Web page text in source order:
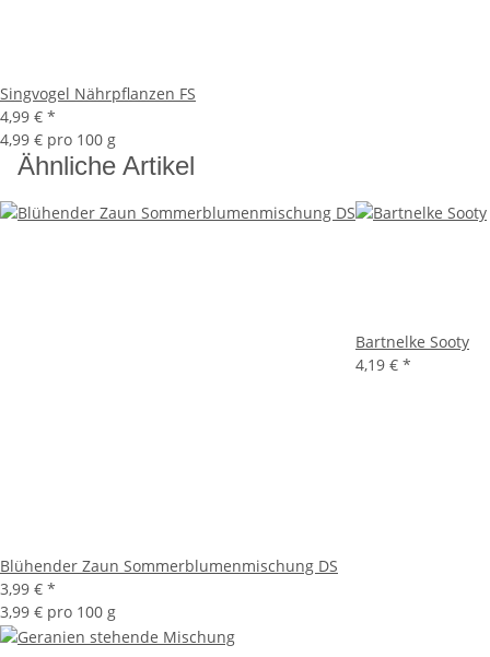
Singvogel Nährpflanzen FS
4,99 € *
4,99 € pro 100 g
Ähnliche Artikel
Blühender Zaun Sommerblumenmischung DS
3,99 € *
3,99 € pro 100 g
Bartnelke Sooty
4,19 € *